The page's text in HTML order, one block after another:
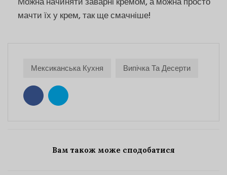
мачти їх у крем, так ще смачніше!
Мексиканська Кухня Випічка Та Десерти
Вам також може сподобатися